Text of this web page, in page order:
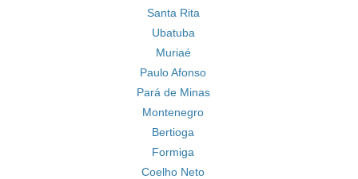
Santa Rita
Ubatuba
Muriaé
Paulo Afonso
Pará de Minas
Montenegro
Bertioga
Formiga
Coelho Neto